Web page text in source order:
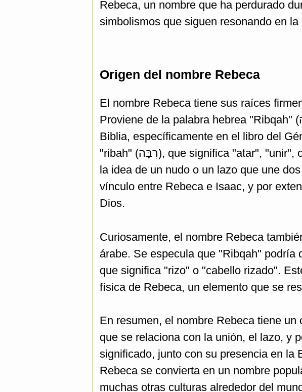
Rebeca, un nombre que ha perdurado
simbolismos que siguen resonando en la
Origen del nombre Rebeca
El nombre Rebeca tiene sus raíces
Proviene de la palabra hebrea "Ribqah" (רִבְקָה), un nombre que se encuentra en la
Biblia, específicamente en el libro del
"ribah" (רִבָּה), que significa "atar", "unir", o "lazo". Este significado se relaciona con
la idea de un nudo o un lazo que une
vínculo entre Rebeca e Isaac, y por
Dios.
Curiosamente, el nombre Rebeca
árabe. Se especula que "Ribqah" podría
que significa "rizo" o "cabello rizado".
física de Rebeca, un elemento que se
En resumen, el nombre Rebeca tiene
que se relaciona con la unión, el lazo, y
significado, junto con su presencia en la
Rebeca se convierta en un nombre
muchas otras culturas alrededor del